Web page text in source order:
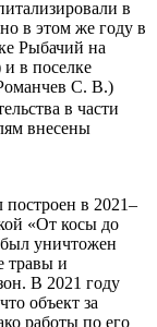
в
в этом же году в
Рыбачий на
в поселке
С. В.)
в части
внесены
в 2021–
«От косы до
уничтожен
травы и
В 2021 году
объект за
работы по его